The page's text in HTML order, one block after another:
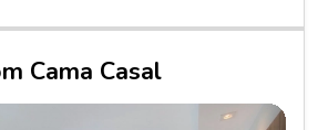
Cama Casal